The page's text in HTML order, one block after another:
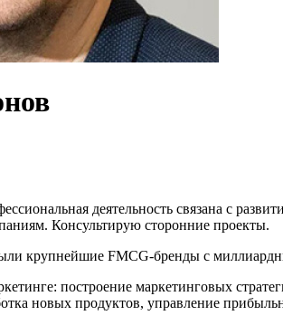
деятельность связана с
Консультирую сторонние проекты.
крупнейшие FMCG-бренды с
построение маркетинговых
новых продуктов, управление